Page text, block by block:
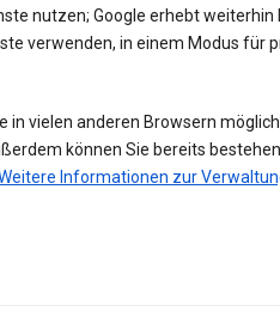
nutzen; Google erhebt weiterhin
verwenden, in einem Modus für
in vielen anderen Browsern
können Sie bereits
Informationen zur